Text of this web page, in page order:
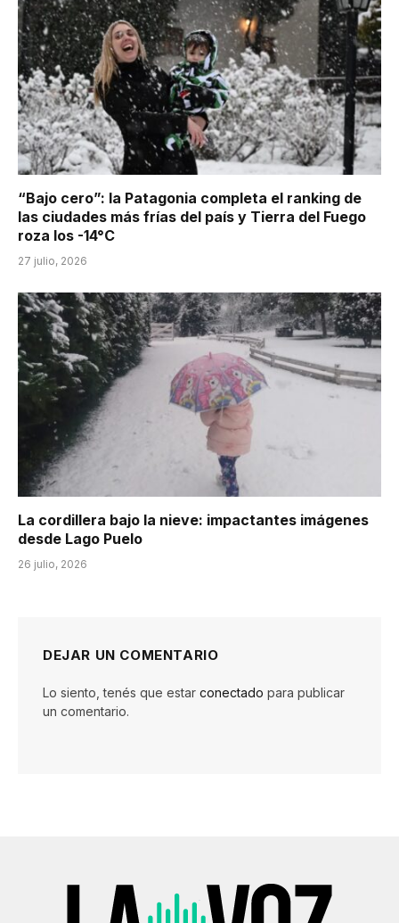
“Bajo cero”: la Patagonia completa el ranking de
las ciudades más frías del país y Tierra del Fuego
roza los -14°C
27 julio, 2026
La cordillera bajo la nieve: impactantes imágenes
desde Lago Puelo
26 julio, 2026
DEJAR UN COMENTARIO
Lo siento, tenés que estar conectado para publicar
un comentario.